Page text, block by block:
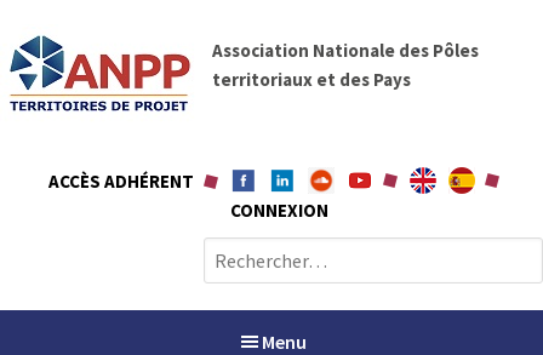
t
A
N
P
P
Association Nationale des Pôles
territoriaux et des Pays
ACCÈS ADHÉRENT
CONNEXION
e
c
Menu